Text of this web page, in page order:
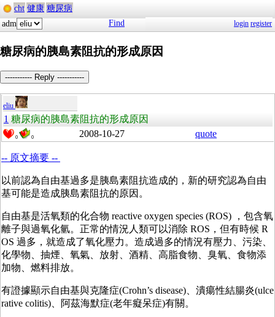
cht 健康 糖尿病
adm
Find login register
糖尿病的胰島素阻抗的形成原因
----------- Reply -----------
eliu
1 糖尿病的胰島素阻抗的形成原因
0 0 2008-10-27 quote
-- 原文摘要 --
以前認為自由基過多是胰島素阻抗造成的，新的研究認為自由
基可能是造成胰島素阻抗的原因。
自由基是活氧類的化合物 reactive oxygen species (ROS) ，包含氧
離子與過氧化氫。正常的情況人類可以消除 ROS，但有時候 R
OS 過多，就造成了氧化壓力。造成過多的情況有壓力、污染、
化學物、抽煙、氧氣、放射、酒精、高脂食物、臭氧、食物添
加物、燃料排放。
有證據顯示自由基與克隆症(Crohn’s disease)、潰瘍性結腸炎(ulce
rative colitis)、阿茲海默症(老年癡呆症)有關。